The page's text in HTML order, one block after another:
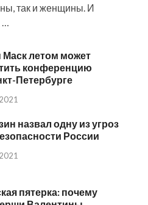
так и женщины. И
…
Маск летом может
конференцию
Петербурге
назвал одну из угроз
России
пятерка: почему